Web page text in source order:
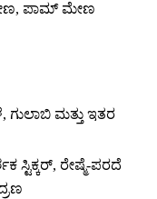
ಪಾಮ್ ಮೇಣ
ಗುಲಾಬಿ ಮತ್ತು ಇತರ
ಸ್ಟಿಕ್ಕರ್, ರೇಷ್ಮೆ-ಪರದೆ